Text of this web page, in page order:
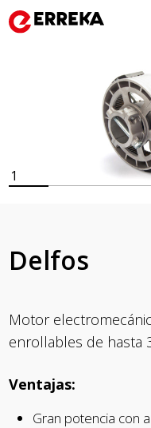
Delfos
Motor
enrollables de hasta
Ventajas:
Gran potencia con
1